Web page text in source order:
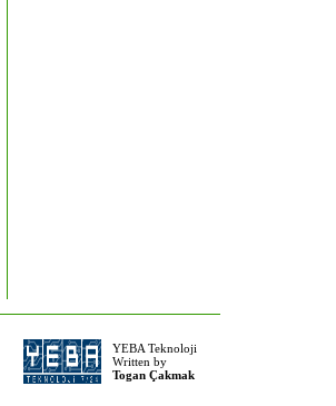
YEBA Teknoloji
Written by
Togan Çakmak